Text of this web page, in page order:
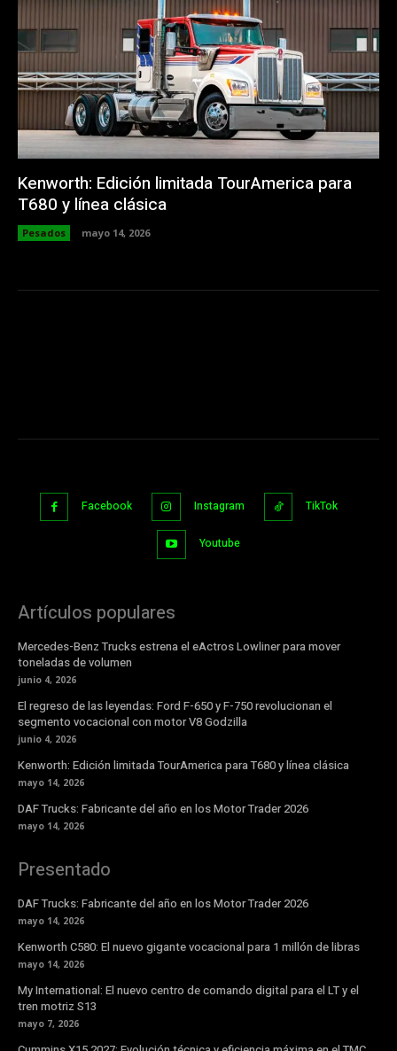
Kenworth: Edición limitada TourAmerica para
T680 y línea clásica
Pesados mayo 14, 2026
Facebook Instagram TikTok
Youtube
Artículos populares
Mercedes-Benz Trucks estrena el eActros Lowliner para mover
toneladas de volumen
junio 4, 2026
El regreso de las leyendas: Ford F-650 y F-750 revolucionan el
segmento vocacional con motor V8 Godzilla
junio 4, 2026
Kenworth: Edición limitada TourAmerica para T680 y línea clásica
mayo 14, 2026
DAF Trucks: Fabricante del año en los Motor Trader 2026
mayo 14, 2026
Presentado
DAF Trucks: Fabricante del año en los Motor Trader 2026
mayo 14, 2026
Kenworth C580: El nuevo gigante vocacional para 1 millón de libras
mayo 14, 2026
My International: El nuevo centro de comando digital para el LT y el
tren motriz S13
mayo 7, 2026